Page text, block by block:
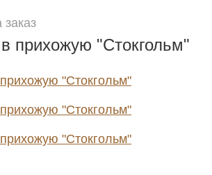
прихожую "Стокгольм"